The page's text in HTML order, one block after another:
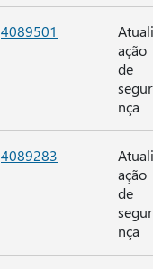
4089501
ação
de
nça
4089283
ação
de
nça